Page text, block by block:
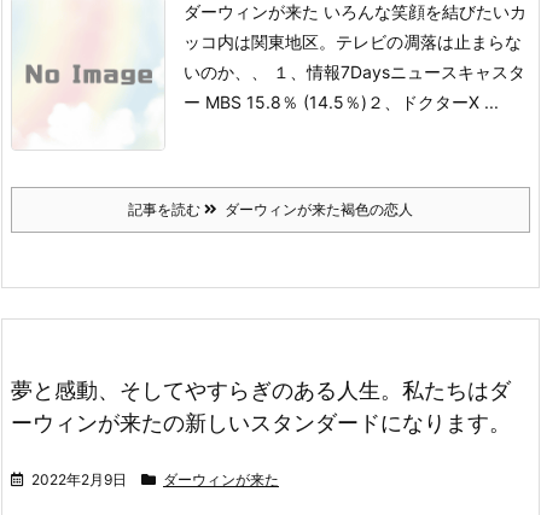
ダーウィンが来た いろんな笑顔を結びたいカ
ッコ内は関東地区。テレビの凋落は止まらな
いのか、、
１、情報7Daysニュースキャスタ
ー MBS 15.8％ (14.5％) ２、ドクターX ...
記事を読む ダーウィンが来た褐色の恋人
夢と感動、そしてやすらぎのある人生。私たちはダ
ーウィンが来たの新しいスタンダードになります。
2022年2月9日 ダーウィンが来た